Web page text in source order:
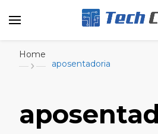
Home
aposentadoria